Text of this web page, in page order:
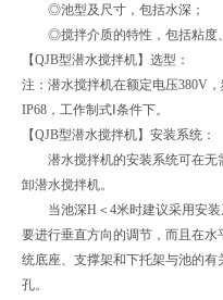
◎池型及尺寸，包括水深；
◎搅拌介质的特性，包括粘度、
【QJB型潜水搅拌机】选型：
注：潜水搅拌机在额定电压380V
IP68，工作制式Ⅰ条件下。
【QJB型潜水搅拌机】安装系统：
潜水搅拌机的安装系统可在无
卸潜水搅拌机。
当池深H＜4米时建议采用安装
要进行垂直方向的调节，而且在水
统底座、支撑架和下托架与池的
孔。